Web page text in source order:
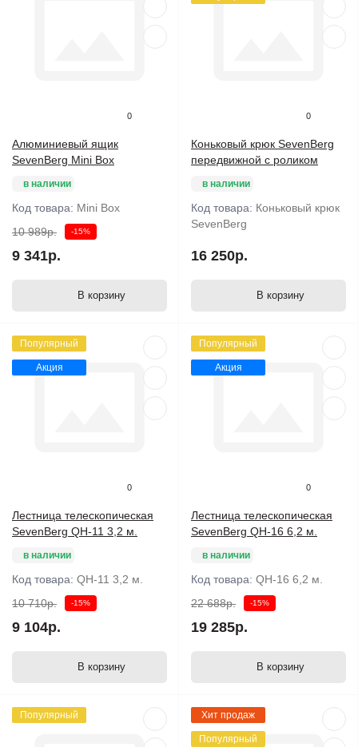
0
Алюминиевый ящик
SevenBerg Mini Box
в наличии
Код товара: Mini Box
10 989р.
-15%
9 341р.
В корзину
0
Коньковый крюк SevenBerg
передвижной с роликом
в наличии
Код товара: Коньковый крюк
SevenBerg
16 250р.
В корзину
Популярный
Акция
0
Лестница телескопическая
SevenBerg QH-11 3,2 м.
в наличии
Код товара: QH-11 3,2 м.
10 710р.
-15%
9 104р.
В корзину
Популярный
Акция
0
Лестница телескопическая
SevenBerg QH-16 6,2 м.
в наличии
Код товара: QH-16 6,2 м.
22 688р.
-15%
19 285р.
В корзину
Популярный Хит продаж
Популярный